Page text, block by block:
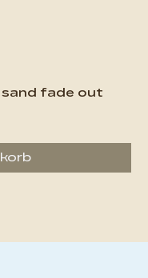
sand fade out